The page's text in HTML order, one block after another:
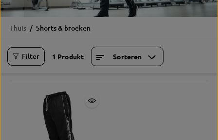
Thuis Shorts & broeken
Filter 1 Produkt Sorteren